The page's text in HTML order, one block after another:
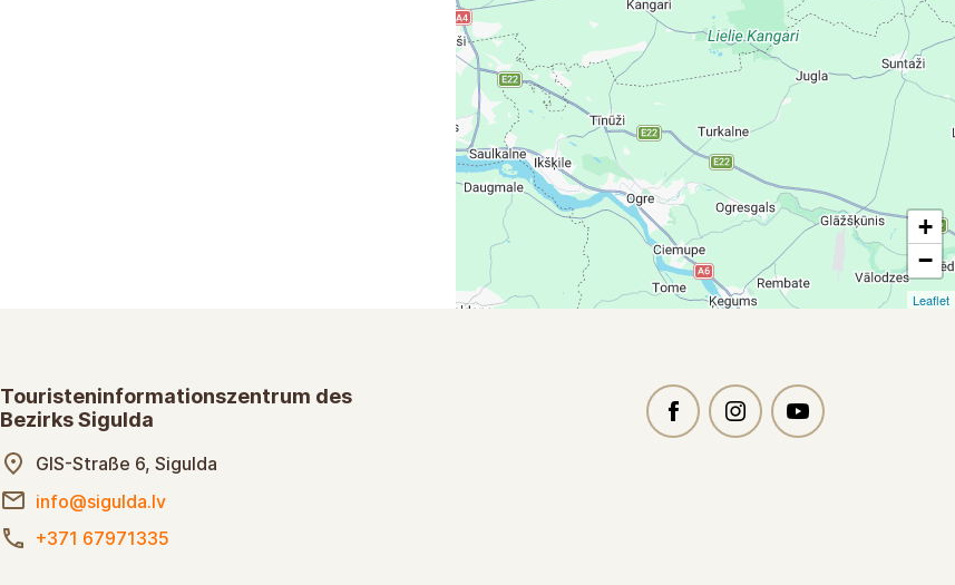
+
−
Leaflet
Touristeninformationszentrum des
Bezirks Sigulda
GIS-Straße 6, Sigulda
info@sigulda.lv
+371 67971335